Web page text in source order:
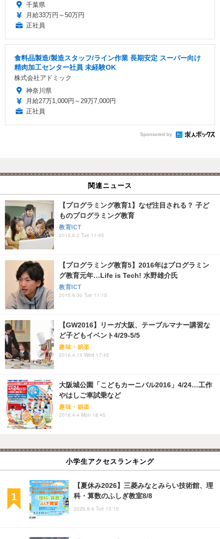
千葉県
月給33万円～50万円
正社員
食料品製造/製造スタッフ/ライン作業 長期安定 スーパー向け
精肉加工センター社員 未経験OK
株式会社アドミック
神奈川県
月給27万1,000円～29万7,000円
正社員
Sponsored by
関連ニュース
【プログラミング教育1】なぜ注目される？ 子ど
ものプログラミング教育
教育ICT
2015.6.2 Tue 11:45
【プログラミング教育5】2016年はプログラミン
グ教育元年…Life is Tech! 水野雄介氏
教育ICT
2015.6.30 Tue 11:15
【GW2016】リーガ大阪、テーブルマナー講習な
ど子どもイベント4/29-5/5
趣味・娯楽
2016.4.13 Wed 17:45
大阪城公園「こどもカーニバル2016」4/24…工作
やはしご車試乗など
趣味・娯楽
2016.4.4 Mon 18:45
小学生アクセスランキング
【夏休み2026】三菱みなとみらい技術館、理
科・算数のふしぎ教室8/8
2026.8.4 Tue 13:15